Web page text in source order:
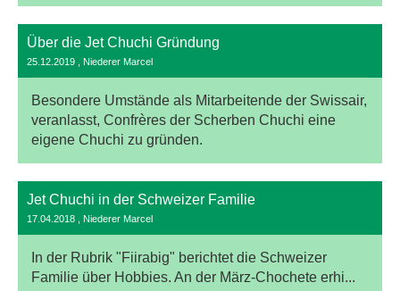
Über die Jet Chuchi Gründung
25.12.2019 , Niederer Marcel
Besondere Umstände als Mitarbeitende der Swissair,
veranlasst, Confrères der Scherben Chuchi eine
eigene Chuchi zu gründen.
Jet Chuchi in der Schweizer Familie
17.04.2018 , Niederer Marcel
In der Rubrik "Fiirabig" berichtet die Schweizer
Familie über Hobbies. An der März-Chochete erhi...